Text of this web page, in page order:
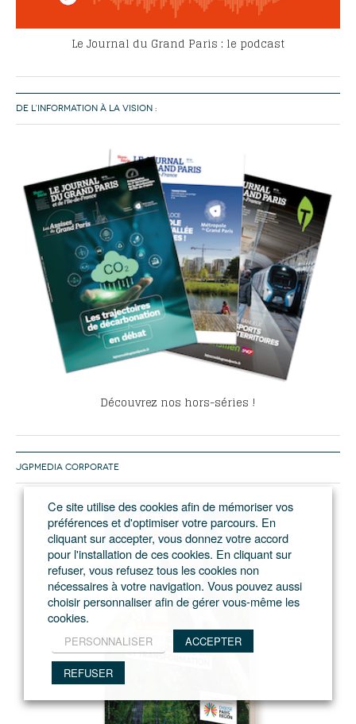
Le Journal du Grand Paris : le podcast
DE L’INFORMATION À LA VISION :
Découvrez nos hors-séries !
JGPMEDIA CORPORATE
Ce site utilise des cookies afin de mémoriser vos
préférences et d'optimiser votre parcours. En
cliquant sur accepter, vous donnez votre accord
pour l'installation de ces cookies. En cliquant sur
refuser, vous refusez tous les cookies non
nécessaires à votre navigation. Vous pouvez aussi
choisir personnaliser afin de gérer vous-même les
cookies.
PERSONNALISER ACCEPTER
REFUSER